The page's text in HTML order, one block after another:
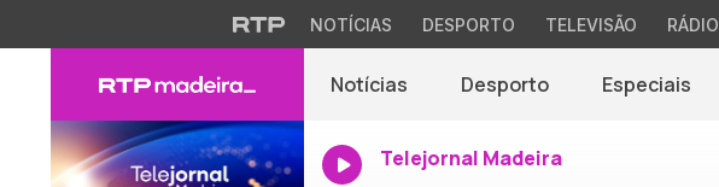
NOTÍCIAS DESPORTO TELEVISÃO RÁDIO
Notícias Desporto Especiais
Telejornal Madeira